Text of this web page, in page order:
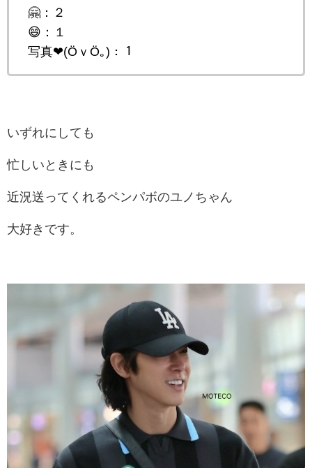
🤗：２
😄：１
写真❤(ӦｖӦ｡)：１
いずれにしても
忙しいときにも
近況送ってくれるペンパボのユノちゃん
大好きです。